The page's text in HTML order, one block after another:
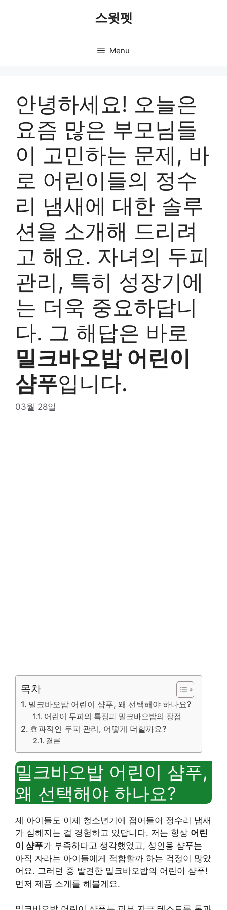
스윗펫
Menu
안녕하세요! 오늘은
요즘 많은 부모님들
이 고민하는 문제, 바
로 어린이들의 정수
리 냄새에 대한 솔루
션을 소개해 드리려
고 해요. 자녀의 두피
관리, 특히 성장기에
는 더욱 중요하답니
다. 그 해답은 바로
밀크바오밥 어린이
샴푸입니다.
03월 28일
목차
밀크바오밥 어린이 샴푸, 왜 선택해야 하나요?
어린이 두피의 특징과 밀크바오밥의 장점
효과적인 두피 관리, 어떻게 더할까요?
결론
밀크바오밥 어린이 샴푸,
왜 선택해야 하나요?
제 아이들도 이제 청소년기에 접어들어 정수리 냄새
가 심해지는 걸 경험하고 있답니다. 저는 항상 어린
이 샴푸가 부족하다고 생각했었고, 성인용 샴푸는
아직 자라는 아이들에게 적합할까 하는 걱정이 많았
어요. 그러던 중 발견한 밀크바오밥의 어린이 샴푸!
먼저 제품 소개를 해볼게요.